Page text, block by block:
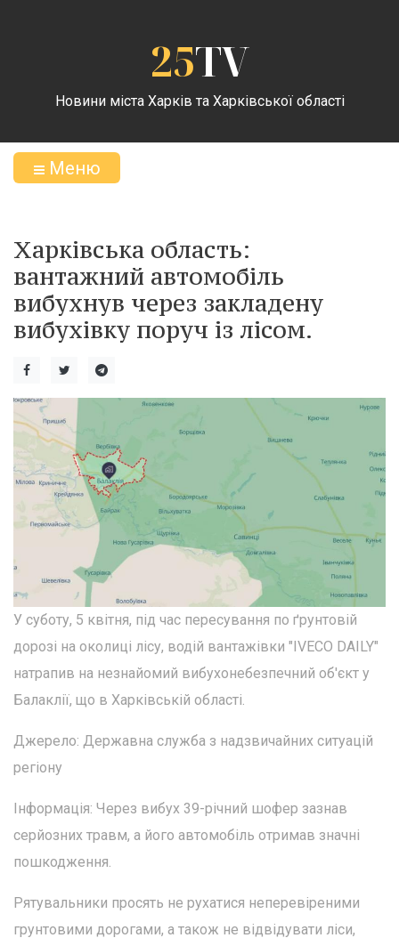
25TV
Новини міста Харків та Харківської області
Меню
Харківська область:
вантажний автомобіль
вибухнув через закладену
вибухівку поруч із лісом.
У суботу, 5 квітня, під час пересування по ґрунтовій
дорозі на околиці лісу, водій вантажівки "IVECO DAILY"
натрапив на незнайомий вибухонебезпечний об'єкт у
Балаклії, що в Харківській області.
Джерело: Державна служба з надзвичайних ситуацій
регіону
Інформація: Через вибух 39-річний шофер зазнав
серйозних травм, а його автомобіль отримав значні
пошкодження.
Рятувальники просять не рухатися неперевіреними
грунтовими дорогами, а також не відвідувати ліси,